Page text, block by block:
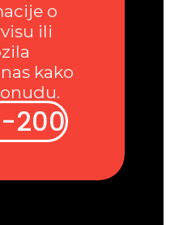
o
ili
kako
200